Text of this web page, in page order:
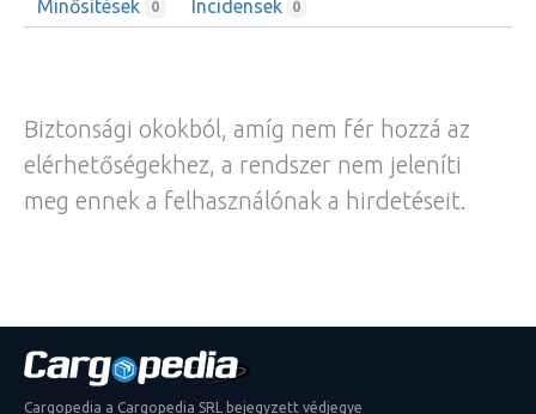
Minősítések 0 Incidensek 0
Biztonsági okokból, amíg nem fér hozzá az
elérhetőségekhez, a rendszer nem jeleníti
meg ennek a felhasználónak a hirdetéseit.
Cargopedia a Cargopedia SRL bejegyzett védjegye